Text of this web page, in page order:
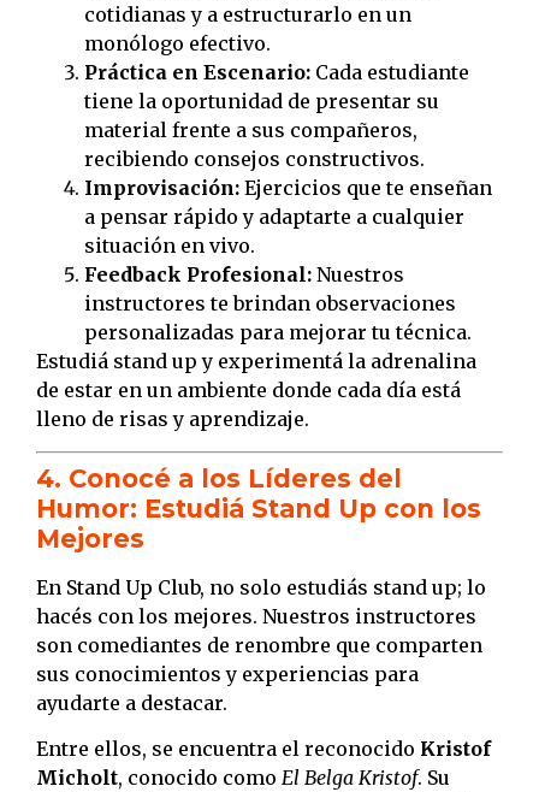
cotidianas y a estructurarlo en un
monólogo efectivo.
Práctica en Escenario: Cada estudiante
tiene la oportunidad de presentar su
material frente a sus compañeros,
recibiendo consejos constructivos.
Improvisación: Ejercicios que te enseñan
a pensar rápido y adaptarte a cualquier
situación en vivo.
Feedback Profesional: Nuestros
instructores te brindan observaciones
personalizadas para mejorar tu técnica.
Estudiá stand up y experimentá la adrenalina
de estar en un ambiente donde cada día está
lleno de risas y aprendizaje.
4. Conocé a los Líderes del
Humor: Estudiá Stand Up con los
Mejores
En Stand Up Club, no solo estudiás stand up; lo
hacés con los mejores. Nuestros instructores
son comediantes de renombre que comparten
sus conocimientos y experiencias para
ayudarte a destacar.
Entre ellos, se encuentra el reconocido Kristof
Micholt, conocido como El Belga Kristof. Su